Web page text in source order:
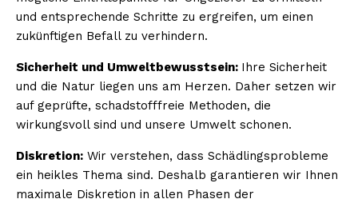
und entsprechende Schritte zu ergreifen, um einen
zukünftigen Befall zu verhindern.
Sicherheit und Umweltbewusstsein: Ihre Sicherheit
und die Natur liegen uns am Herzen. Daher setzen wir
auf geprüfte, schadstofffreie Methoden, die
wirkungsvoll sind und unsere Umwelt schonen.
Diskretion: Wir verstehen, dass Schädlingsprobleme
ein heikles Thema sind. Deshalb garantieren wir Ihnen
maximale Diskretion in allen Phasen der